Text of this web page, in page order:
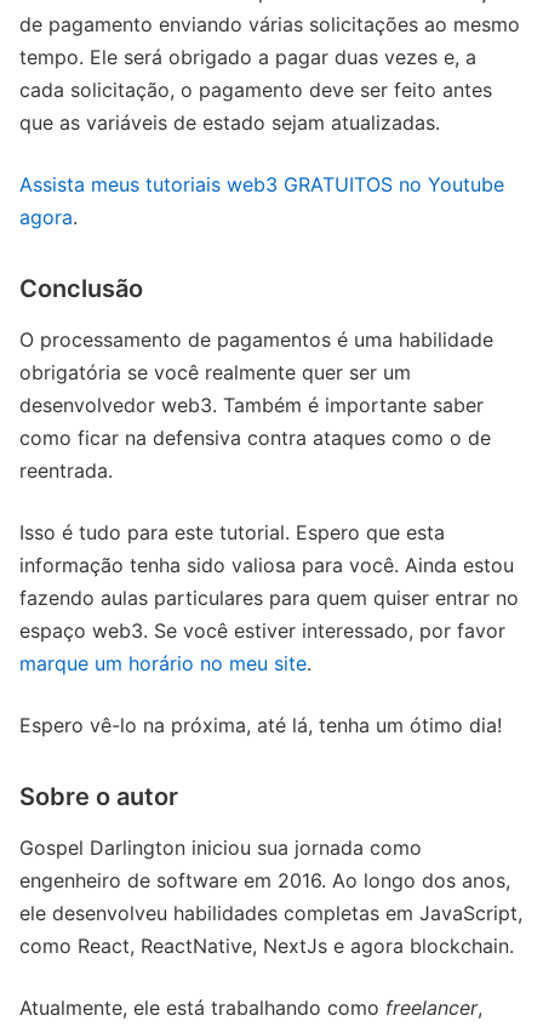
de pagamento enviando várias solicitações ao mesmo
tempo. Ele será obrigado a pagar duas vezes e, a
cada solicitação, o pagamento deve ser feito antes
que as variáveis ​​de estado sejam atualizadas.
Assista meus tutoriais web3 GRATUITOS no Youtube
agora.
Conclusão
O processamento de pagamentos é uma habilidade
obrigatória se você realmente quer ser um
desenvolvedor web3. Também é importante saber
como ficar na defensiva contra ataques como o de
reentrada.
Isso é tudo para este tutorial. Espero que esta
informação tenha sido valiosa para você. Ainda estou
fazendo aulas particulares para quem quiser entrar no
espaço web3. Se você estiver interessado, por favor
marque um horário no meu site.
Espero vê-lo na próxima, até lá, tenha um ótimo dia!
Sobre o autor
Gospel Darlington iniciou sua jornada como
engenheiro de software em 2016. Ao longo dos anos,
ele desenvolveu habilidades completas em JavaScript,
como React, ReactNative, NextJs e agora blockchain.
Atualmente, ele está trabalhando como freelancer,